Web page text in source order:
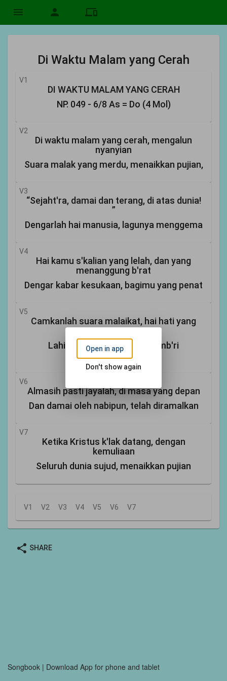
menu person devices
Di Waktu Malam yang Cerah
V1
DI WAKTU MALAM YANG CERAH
NP. 049 - 6/8 As = Do (4 Mol)
V2
Di waktu malam yang cerah, mengalun
nyanyian
Suara malak yang merdu, menaikkan pujian,
V3
“Sejaht'ra, damai dan terang, di atas dunia!
”
Dengarlah hai manusia, lagunya menggema
V4
Hai kamu s'kalian yang lelah, dan yang
menanggung b'rat
Dengar kabar kesukaan, bagimu yang penat
V5
Camkanlah suara malaikat, hai hati yang
rawan
Lahirlah sudah Almasih, pemb'ri
pengharapan
V6
Almasih pasti jayalah, di masa yang depan
Dan damai oleh nabipun, telah diramalkan
V7
Ketika Kristus k'lak datang, dengan
kemuliaan
Seluruh dunia sujud, menaikkan pujian
V1 V2 V3 V4 V5 V6 V7
share SHARE
Songbook | Download App for phone and tablet
Open in app
Don't show again